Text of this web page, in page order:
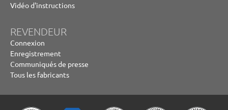
Vidéo d'instructions
REVENDEUR
Connexion
Enregistrement
Communiqués de presse
Tous les fabricants